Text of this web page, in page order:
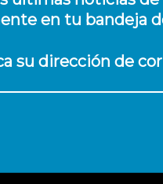
en tu bandeja
su dirección de